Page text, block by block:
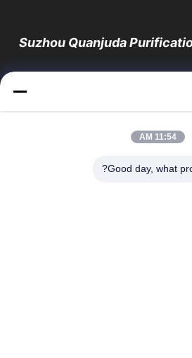
Suzhou Quanjuda
تولید کننده و صادر کننده پیشرو محصولات
محصولات
11:54 AM
Good day, what